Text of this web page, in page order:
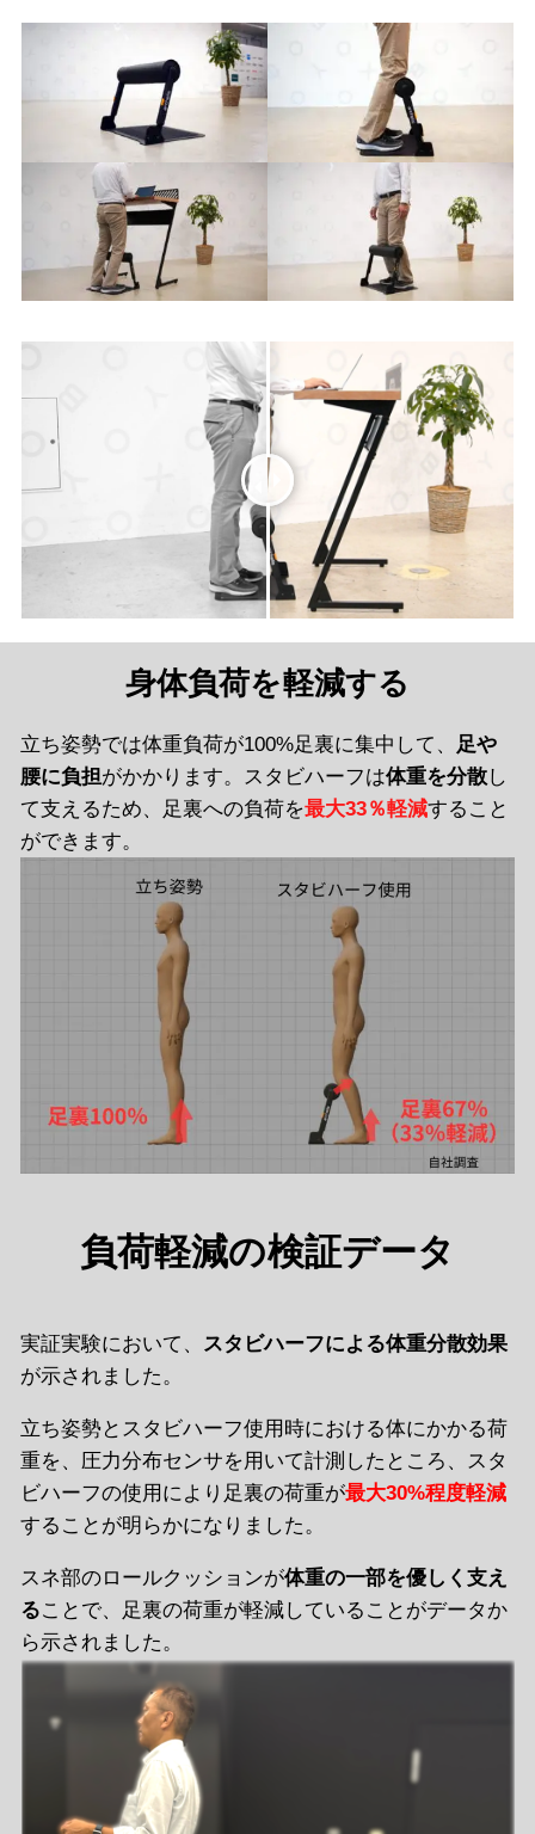
身体負荷を軽減する
立ち姿勢では体重負荷が100%足裏に集中して、 足や
腰に負担がかかります。スタビハーフは体重を分散し
て支えるため、足裏への負荷を最大33％軽減すること
ができます。
負荷軽減の検証データ
実証実験において、
スタビハーフによる体重分散効果
が示されました。
立ち姿勢とスタビハーフ使用時における体にかかる荷
重を、圧力分布センサを用いて計測したところ、スタ
ビハーフの使用により足裏の荷重が最大30%程度軽減
することが明らかになりました。
スネ部のロールクッションが体重の一部を優しく支え
ることで、足裏の荷重が軽減していることがデータか
ら示されました。